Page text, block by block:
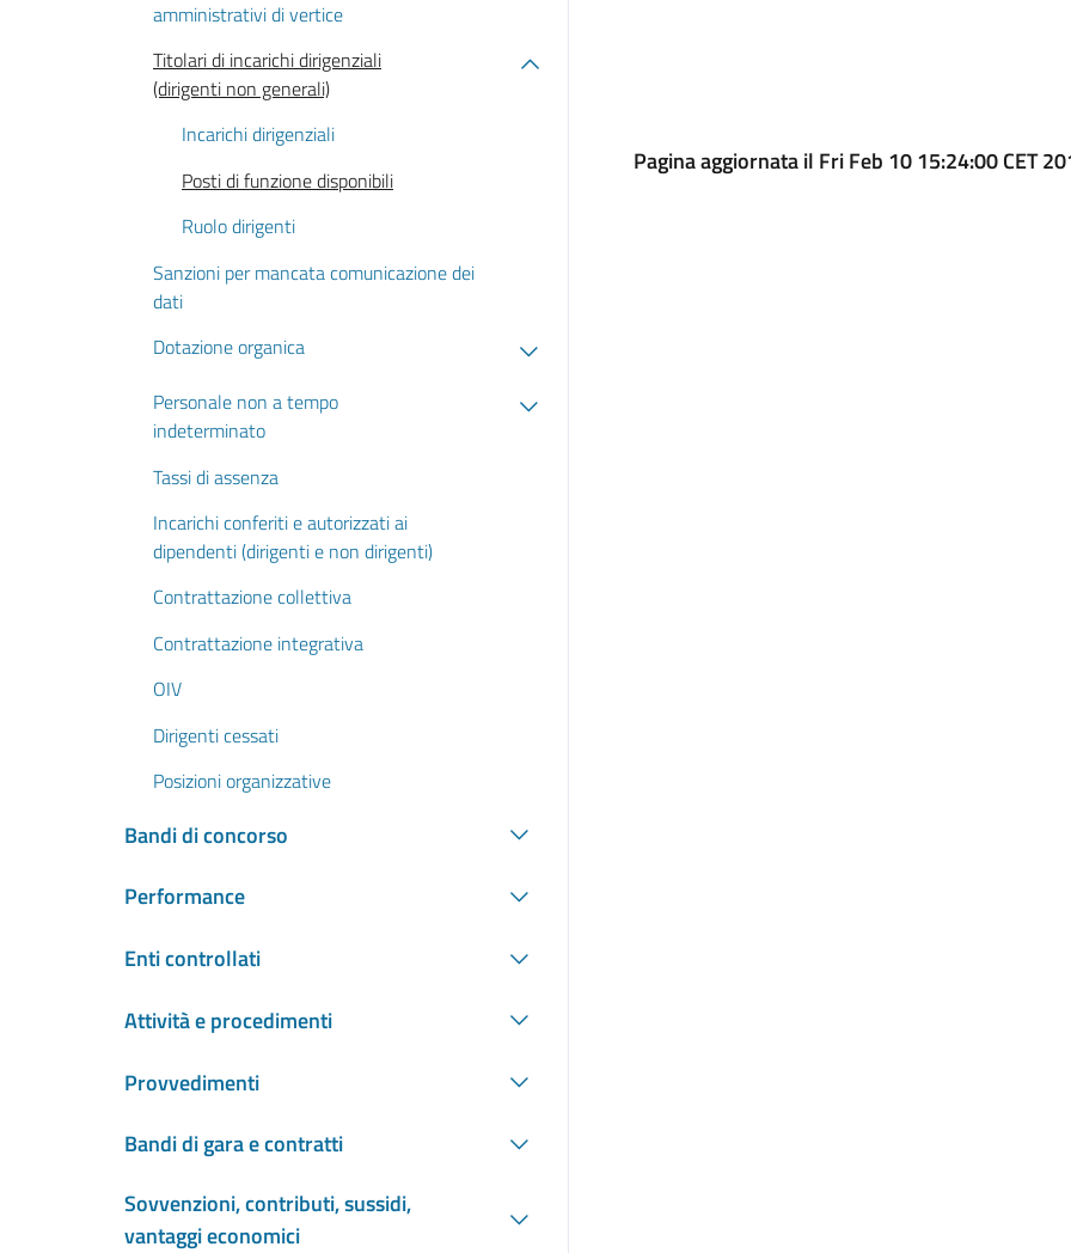
amministrativi di vertice
Titolari di incarichi dirigenziali
(dirigenti non generali)
Incarichi dirigenziali
Posti di funzione disponibili
Ruolo dirigenti
Sanzioni per mancata comunicazione dei
dati
Dotazione organica
Personale non a tempo
indeterminato
Tassi di assenza
Incarichi conferiti e autorizzati ai
dipendenti (dirigenti e non dirigenti)
Contrattazione collettiva
Contrattazione integrativa
OIV
Dirigenti cessati
Posizioni organizzative
Bandi di concorso
Performance
Enti controllati
Attività e procedimenti
Provvedimenti
Bandi di gara e contratti
Sovvenzioni, contributi, sussidi,
vantaggi economici
Pagina aggiornata il Fri Feb 10 15:24:00 CET